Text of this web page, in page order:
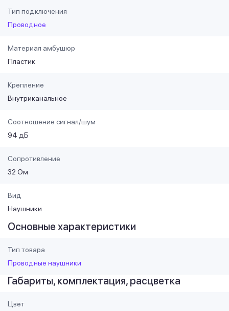
Тип подключения
Проводное
Материал амбушюр
Пластик
Крепление
Внутриканальное
Соотношение сигнал/шум
94 дБ
Сопротивление
32 Ом
Вид
Наушники
Основные характеристики
Тип товара
Проводные наушники
Габариты, комплектация, расцветка
Цвет